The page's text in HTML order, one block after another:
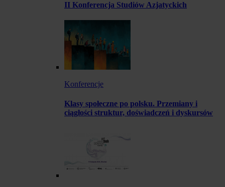
II Konferencja Studiów Azjatyckich
Konferencje
Klasy społeczne po polsku. Przemiany i
ciągłości struktur, doświadczeń i dyskursów